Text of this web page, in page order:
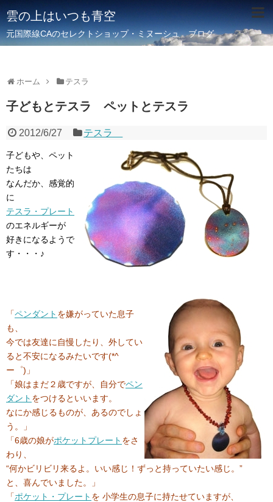
雲の上はいつも青空
元国際線CAのセレクトショップ・ミヌーシュ ブログ
ホーム テスラ
子どもとテスラ ペットとテスラ
2012/6/27 テスラ
子どもや、ペット
たちは
なんだか、感覚的
に
テスラ・プレート
のエネルギーが
好きになるようで
す・・・♪
「ペンダント を嫌がっていた息子
も、
今では友達に自慢したり、外してい
ると不安になるみたいです(*^
ー゜)」
「娘はまだ２歳ですが、自分でペン
ダント をつけるといいます。
なにか感じるものが、あるのでしょ
う。」
「6歳の娘がポケットプレート をさ
わり、
“何かビリビリ来るよ。いい感じ！ずっと持っていたい感じ。”
と、喜んでいました。」
「ポケット・プレート を 小学生の息子に持たせていますが、